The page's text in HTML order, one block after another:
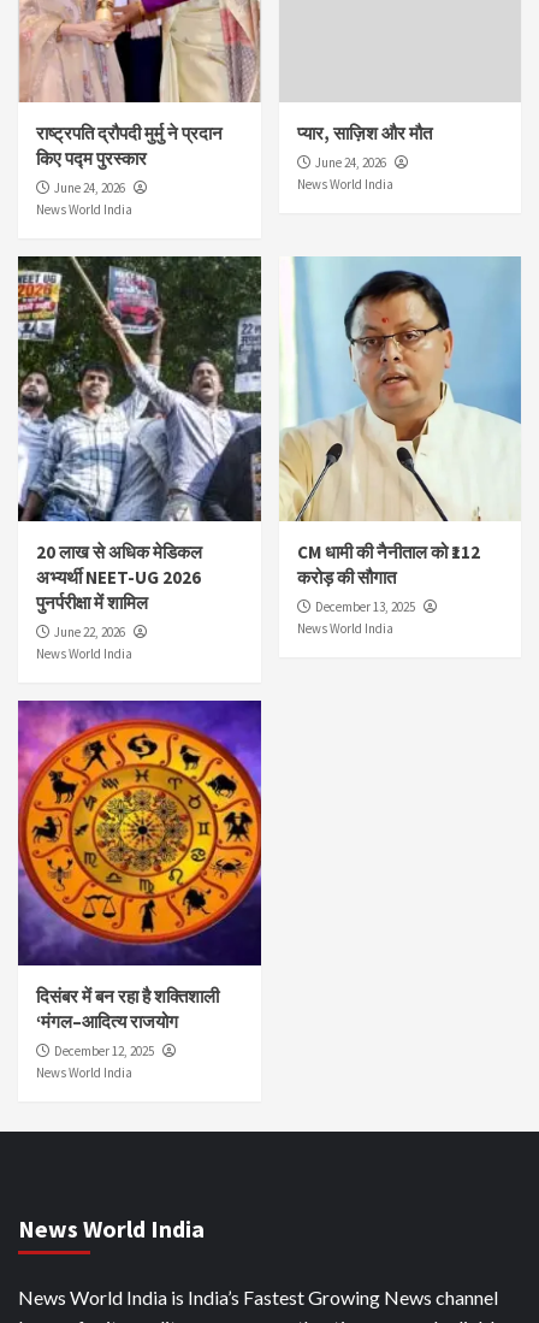
राष्ट्रपति द्रौपदी मुर्मु ने प्रदान
किए पद्म पुरस्कार
June 24, 2026
News World India
प्यार, साज़िश और मौत
June 24, 2026
News World India
20 लाख से अधिक मेडिकल
अभ्यर्थी NEET-UG 2026
पुनर्परीक्षा में शामिल
June 22, 2026
News World India
CM धामी की नैनीताल को ₹112
करोड़ की सौगात
December 13, 2025
News World India
दिसंबर में बन रहा है शक्तिशाली
‘मंगल–आदित्य राजयोग
December 12, 2025
News World India
News World India
News World India is India’s Fastest Growing News channel